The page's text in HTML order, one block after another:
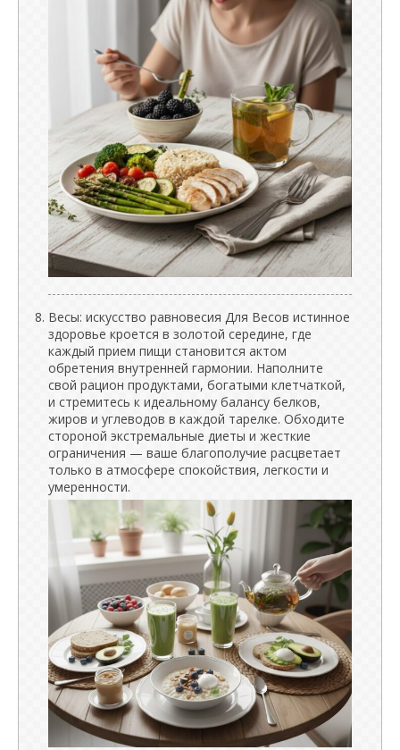
Весы: искусство равновесия Для Весов истинное
здоровье кроется в золотой середине, где
каждый прием пищи становится актом
обретения внутренней гармонии. Наполните
свой рацион продуктами, богатыми клетчаткой,
и стремитесь к идеальному балансу белков,
жиров и углеводов в каждой тарелке. Обходите
стороной экстремальные диеты и жесткие
ограничения — ваше благополучие расцветает
только в атмосфере спокойствия, легкости и
умеренности.